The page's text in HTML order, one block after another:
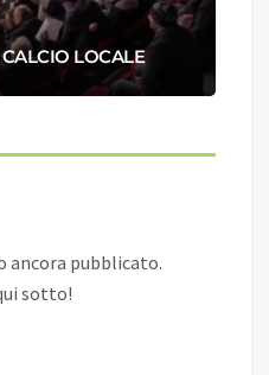
LOCALE
ancora pubblicato.
sotto!